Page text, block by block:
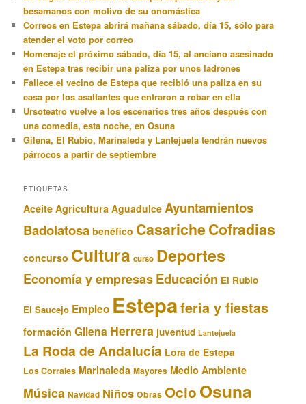
besamanos con motivo de su onomástica
Correos en Estepa abrirá mañana sábado, día 15, sólo para
atender el voto por correo
Homenaje el próximo sábado, día 15, al anciano asesinado
en Estepa tras recibir una paliza por unos ladrones
Fallece el vecino de Estepa que recibió una paliza en su
casa por los asaltantes que entraron a robar en ella
Ursoteatro vuelve a los escenarios tres años después con
una comedia, esta noche, en Osuna
Gilena, El Rubio, Marinaleda y Lantejuela tendrán nuevos
párrocos a partir de septiembre
ETIQUETAS
Aceite Agricultura Aguadulce Ayuntamientos
Badolatosa benéfico CasaricheCofradias
concurso Cultura curso Deportes
Economía y empresasEducación El Rubio
El Saucejo Empleo Estepaferia y fiestas
formación Gilena Herrera juventud Lantejuela
La Roda de Andalucía Lora de Estepa
Los Corrales Marinaleda Mayores Medio Ambiente
Música Navidad Niños Obras Ocio Osuna